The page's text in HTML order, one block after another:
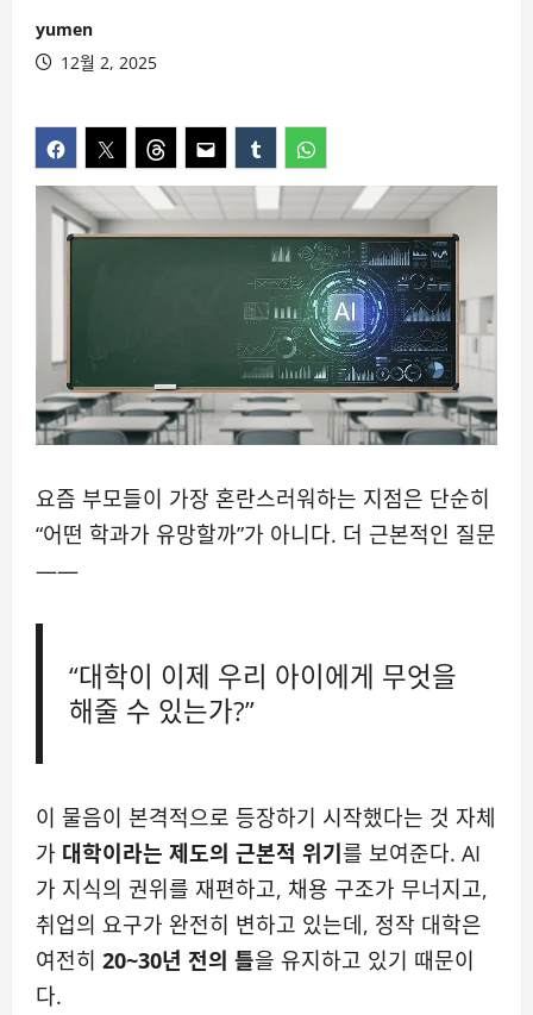
yumen
12월 2, 2025
요즘 부모들이 가장 혼란스러워하는 지점은 단순히
“어떤 학과가 유망할까”가 아니다. 더 근본적인 질문
——
“대학이 이제 우리 아이에게 무엇을
해줄 수 있는가?”
이 물음이 본격적으로 등장하기 시작했다는 것 자체
가 대학이라는 제도의 근본적 위기를 보여준다. AI
가 지식의 권위를 재편하고, 채용 구조가 무너지고,
취업의 요구가 완전히 변하고 있는데, 정작 대학은
여전히 20~30년 전의 틀을 유지하고 있기 때문이
다.